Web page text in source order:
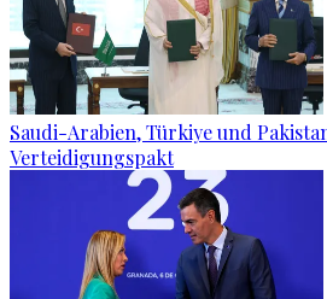
Saudi-Arabien, Türkiye und
Verteidigungspakt